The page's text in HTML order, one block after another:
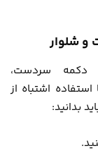
دکمه سردست،
اشتباه از
بدانید: